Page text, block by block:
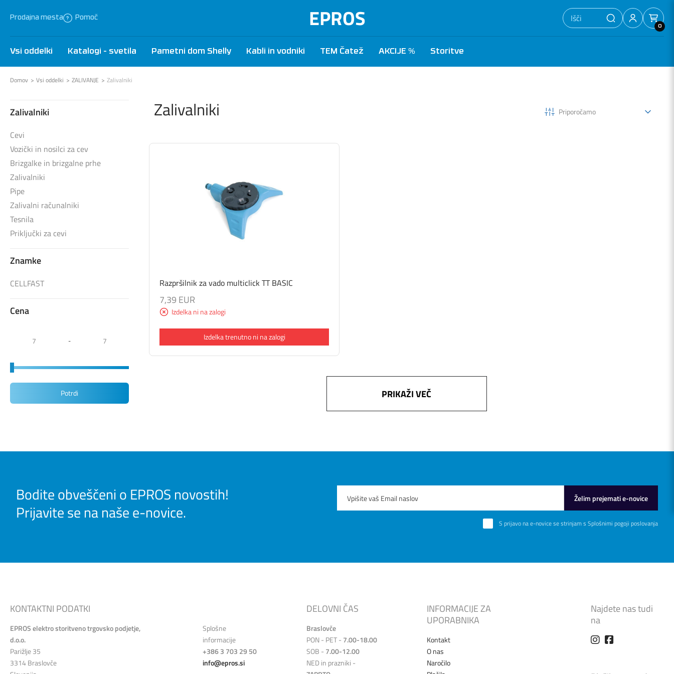
Prodajna mesta Pomoč EPROS 0
Vsi oddelki Katalogi - svetila Pametni dom Shelly Kabli in vodniki TEM Čatež AKCIJE % Storitve
Domov Vsi oddelki ZALIVANJE Zalivalniki
Zalivalniki
Cevi
Vozički in nosilci za cev
Brizgalke in brizgalne prhe
Zalivalniki
Pipe
Zalivalni računalniki
Tesnila
Priključki za cevi
Znamke
CELLFAST
Cena
-
Potrdi
Zalivalniki Priporočamo
Razpršilnik za vado multiclick TT BASIC
Izdelka ni na zalogi
7,39 EUR
Izdelka trenutno ni na zalogi
PRIKAŽI VEČ
Bodite obveščeni o EPROS novostih!
Prijavite se na naše e-novice.
Želim prejemati e-novice
S prijavo na e-novice se strinjam s Splošnimi pogoji poslovanja
KONTAKTNI PODATKI
EPROS elektro storitveno trgovsko podjetje,
d.o.o.
Parižlje 35
3314 Braslovče
Splošne
informacije
+386 3 703 29 50
info@epros.si
DELOVNI ČAS
Braslovče
PON - PET - 7.00-18.00
SOB - 7.00-12.00
NED in prazniki -
INFORMACIJE ZA
UPORABNIKA
Kontakt
O nas
Naročilo
Najdete nas tudi
na